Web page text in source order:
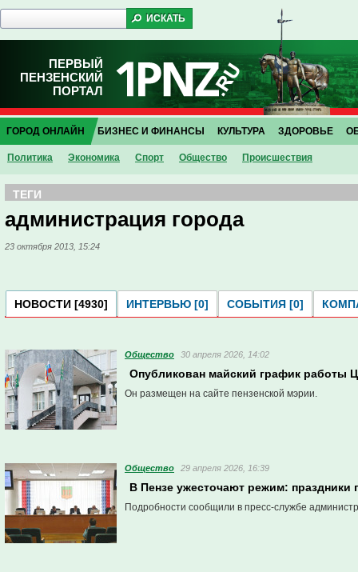
ПЕРВЫЙ
ПЕНЗЕНСКИЙ
ПОРТАЛ
ГОРОД ОНЛАЙН
Политика Экономика Спорт Общество Проиcшествия
БИЗНЕС И ФИНАНСЫ КУЛЬТУРА ЗДОРОВЬЕ
ТЕГИ
администрация города
23 октября 2013, 15:24
НОВОСТИ [4930] ИНТЕРВЬЮ [0] СОБЫТИЯ [0]
Общество 30 апреля 2026, 14:02
Опубликован майский график работы
Он размещен на сайте пензенской мэрии.
Общество 29 апреля 2026, 16:39
В Пензе ужесточают режим:
Подробности сообщили в пресс-службе